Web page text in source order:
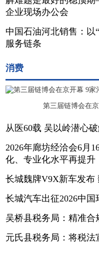
企业现场办公会
中国石油河北销售：以
服务链条
消费
第三届链博会在
从医60载 吴以岭潜心
2026年廊坊经洽会6月
化、专业化水平再提升
长城魏牌V9X新车发布
长城汽车出征2026中
吴桥县税务局：精准
元氏县税务局：将税